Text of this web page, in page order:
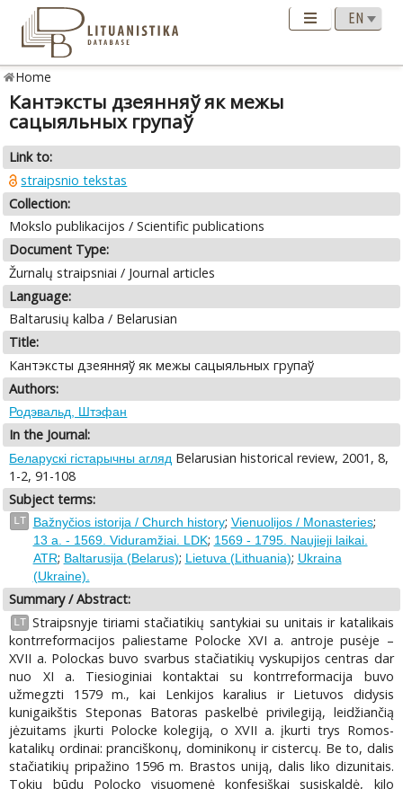
Home
Кантэксты дзеянняў як межы
сацыяльных групаў
Link to:
straipsnio tekstas
Collection:
Mokslo publikacijos / Scientific publications
Document Type:
Žurnalų straipsniai / Journal articles
Language:
Baltarusių kalba / Belarusian
Title:
Кантэксты дзеянняў як межы сацыяльных групаў
Authors:
Родэвальд, Штэфан
In the Journal:
Беларускі гістарычны агляд Belarusian historical review, 2001, 8,
1-2, 91-108
Subject terms:
LT Bažnyčios istorija / Church history; Vienuolijos / Monasteries;
13 a. - 1569. Viduramžiai. LDK; 1569 - 1795. Naujieji laikai.
ATR; Baltarusija (Belarus); Lietuva (Lithuania); Ukraina
(Ukraine).
Summary / Abstract:
LT Straipsnyje tiriami stačiatikių santykiai su unitais ir katalikais
kontrreformacijos paliestame Polocke XVI a. antroje pusėje –
XVII a. Polockas buvo svarbus stačiatikių vyskupijos centras dar
nuo XI a. Tiesioginiai kontaktai su kontrreformacija buvo
užmegzti 1579 m., kai Lenkijos karalius ir Lietuvos didysis
kunigaikštis Steponas Batoras paskelbė privilegiją, leidžiančią
jėzuitams įkurti Polocke kolegiją, o XVII a. įkurti trys Romos-
katalikų ordinai: pranciškonų, dominikonų ir cistercų. Be to, dalis
stačiatikių pripažino 1596 m. Brastos uniją, dalis liko dizunitais.
Tokiu būdu Polocko visuomenė konfesiškai susiskaldė, kilo